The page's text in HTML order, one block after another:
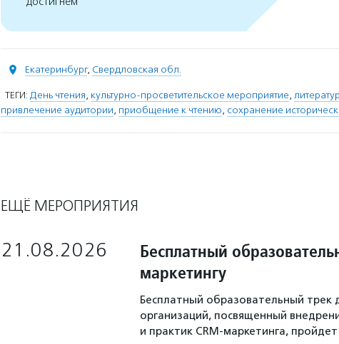
Екатеринбург, Свердловская обл.
ТЕГИ: День чтения, культурно-просветительское мероприятие,
привлечение аудитории, приобщение к чтению, сохранение
ЕЩЁ МЕРОПРИЯТИЯ
21.08.2026
Бесплатный
маркетингу
Бесплатный образовательный трек
организаций, посвященный
и практик CRM-маркетинга,